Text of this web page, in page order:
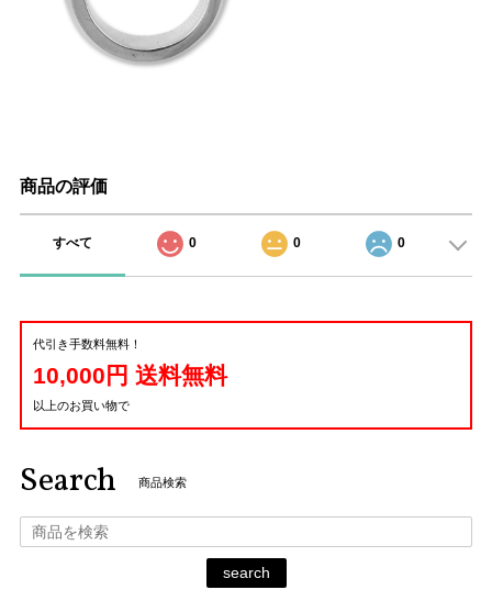
商品の評価
すべて 0 0 0
代引き手数料無料！
10,000円 送料無料
以上のお買い物で
Search 商品検索
search